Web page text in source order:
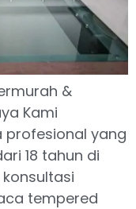
&
Kami
profesional yang
18 tahun di
tempered